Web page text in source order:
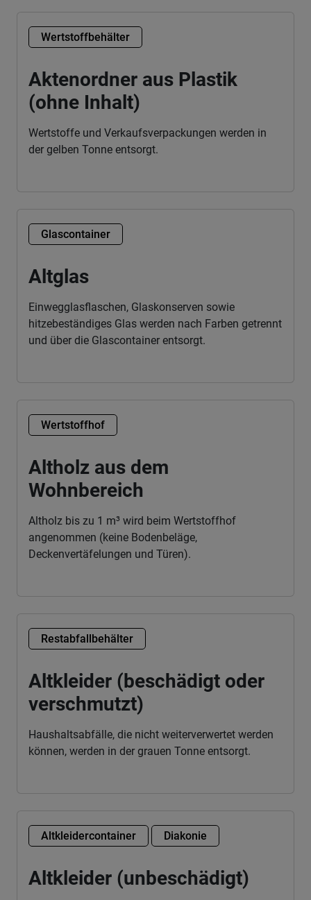
Wertstoffbehälter
Aktenordner aus Plastik
(ohne Inhalt)
Wertstoffe und Verkaufsverpackungen werden in
der gelben Tonne entsorgt.
Glascontainer
Altglas
Einwegglasflaschen, Glaskonserven sowie
hitzebeständiges Glas werden nach Farben getrennt
und über die Glascontainer entsorgt.
Wertstoffhof
Altholz aus dem
Wohnbereich
Altholz bis zu 1 m³ wird beim Wertstoffhof
angenommen (keine Bodenbeläge,
Deckenvertäfelungen und Türen).
Restabfallbehälter
Altkleider (beschädigt oder
verschmutzt)
Haushaltsabfälle, die nicht weiterverwertet werden
können, werden in der grauen Tonne entsorgt.
Altkleidercontainer Diakonie
Altkleider (unbeschädigt)